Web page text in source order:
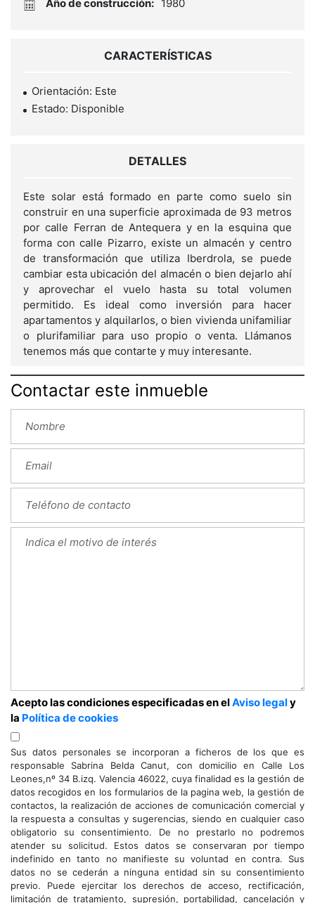
Año de construcción: 1980
CARACTERÍSTICAS
Orientación: Este
Estado: Disponible
DETALLES
Este solar está formado en parte como suelo sin
construir en una superficie aproximada de 93 metros
por calle Ferran de Antequera y en la esquina que
forma con calle Pizarro, existe un almacén y centro
de transformación que utiliza Iberdrola, se puede
cambiar esta ubicación del almacén o bien dejarlo ahí
y aprovechar el vuelo hasta su total volumen
permitido. Es ideal como inversión para hacer
apartamentos y alquilarlos, o bien vivienda unifamiliar
o plurifamiliar para uso propio o venta. Llámanos
tenemos más que contarte y muy interesante.
Contactar este inmueble
Acepto las condiciones especificadas en elAviso legaly
la Política de cookies
Sus datos personales se incorporan a ficheros de los que es
responsable Sabrina Belda Canut, con domicilio en Calle Los
Leones,nº 34 B.izq. Valencia 46022, cuya finalidad es la gestión de
datos recogidos en los formularios de la pagina web, la gestión de
contactos, la realización de acciones de comunicación comercial y
la respuesta a consultas y sugerencias, siendo en cualquier caso
obligatorio su consentimiento. De no prestarlo no podremos
atender su solicitud. Estos datos se conservaran por tiempo
indefinido en tanto no manifieste su voluntad en contra. Sus
datos no se cederán a ninguna entidad sin su consentimiento
previo. Puede ejercitar los derechos de acceso, rectificación,
limitación de tratamiento, supresión, portabilidad, cancelación y